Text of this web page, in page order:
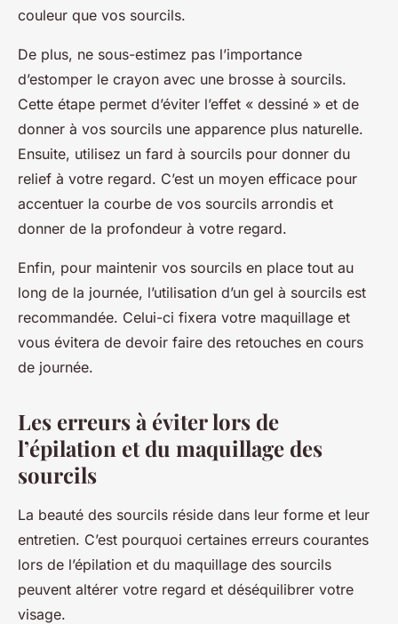
couleur que vos sourcils.
De plus, ne sous-estimez pas l’importance
d’estomper le crayon avec une brosse à sourcils.
Cette étape permet d’éviter l’effet « dessiné » et de
donner à vos sourcils une apparence plus naturelle.
Ensuite, utilisez un fard à sourcils pour donner du
relief à votre regard. C’est un moyen efficace pour
accentuer la courbe de vos sourcils arrondis et
donner de la profondeur à votre regard.
Enfin, pour maintenir vos sourcils en place tout au
long de la journée, l’utilisation d’un gel à sourcils est
recommandée. Celui-ci fixera votre maquillage et
vous évitera de devoir faire des retouches en cours
de journée.
Les erreurs à éviter lors de
l’épilation et du maquillage des
sourcils
La beauté des sourcils réside dans leur forme et leur
entretien. C’est pourquoi certaines erreurs courantes
lors de l’épilation et du maquillage des sourcils
peuvent altérer votre regard et déséquilibrer votre
visage.